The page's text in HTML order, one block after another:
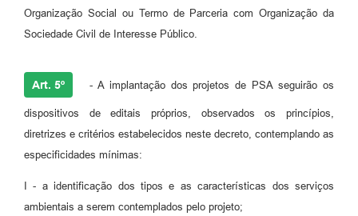
Organização Social ou Termo de Parceria com Organização da
Sociedade Civil de Interesse Público.
Art. 5º - A implantação dos projetos de PSA seguirão os
dispositivos de editais próprios, observados os princípios,
diretrizes e critérios estabelecidos neste decreto, contemplando as
especificidades mínimas:
I - a identificação dos tipos e as características dos serviços
ambientais a serem contemplados pelo projeto;